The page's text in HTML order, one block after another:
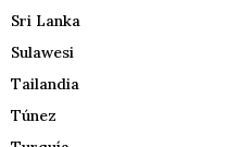
Sri Lanka
Sulawesi
Tailandia
Túnez